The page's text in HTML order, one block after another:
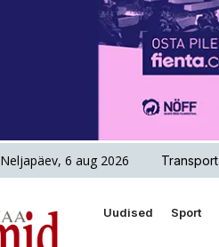
Neljapäev, 6 aug 2026 Transport
Uudised Sport